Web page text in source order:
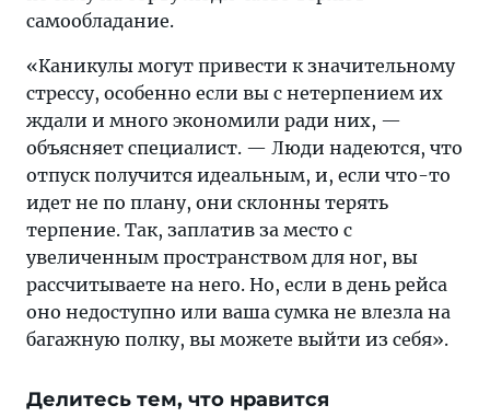
самообладание.
«Каникулы могут привести к значительному
стрессу, особенно если вы с нетерпением их
ждали и много экономили ради них, —
объясняет специалист. — Люди надеются, что
отпуск получится идеальным, и, если что-то
идет не по плану, они склонны терять
терпение. Так, заплатив за место с
увеличенным пространством для ног, вы
рассчитываете на него. Но, если в день рейса
оно недоступно или ваша сумка не влезла на
багажную полку, вы можете выйти из себя».
Делитесь тем, что нравится